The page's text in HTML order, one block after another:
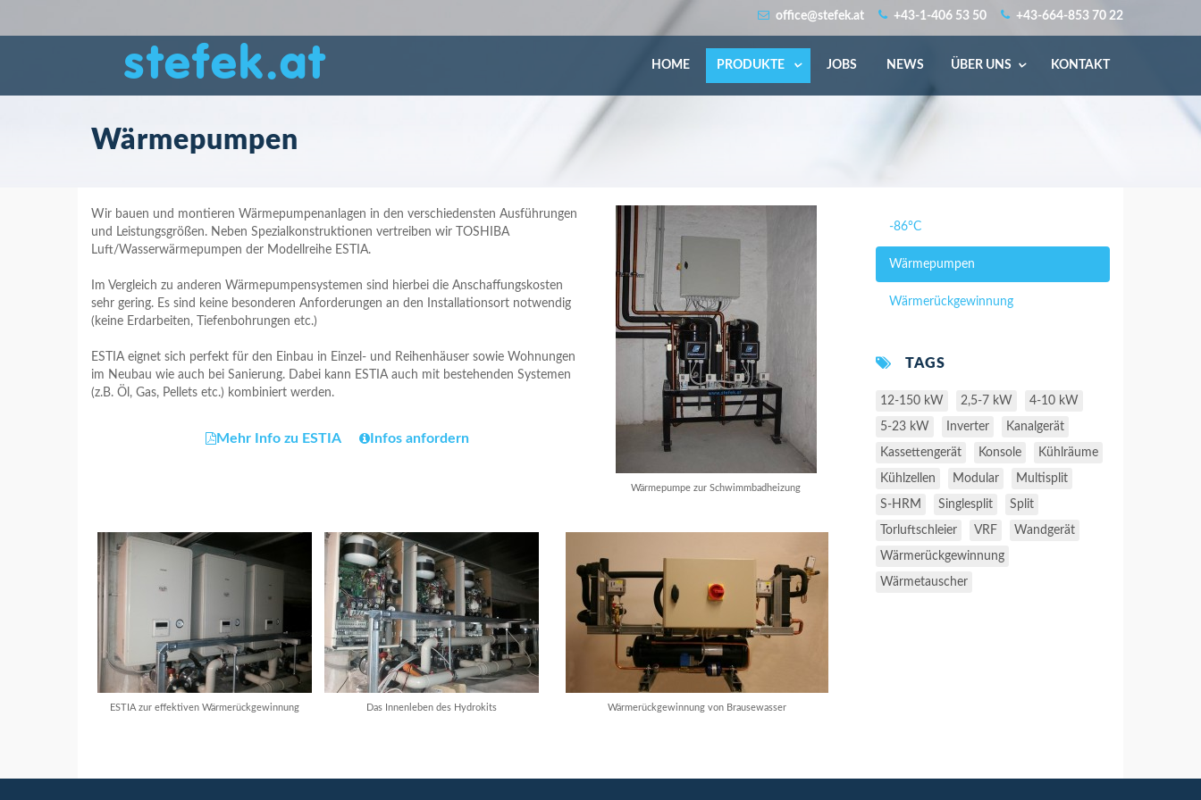
office@stefek.at +43-1-406 53 50 +43-664-853 70 22
stefek.at HOME PRODUKTE JOBS NEWS ÜBER UNS KONTAKT
Wärmepumpen
Wir bauen und montieren Wärmepumpenanlagen in den verschiedensten Ausführungen
und Leistungsgrößen. Neben Spezialkonstruktionen vertreiben wir TOSHIBA
Luft/Wasserwärmepumpen der Modellreihe ESTIA.
Im Vergleich zu anderen Wärmepumpensystemen sind hierbei die Anschaffungskosten
sehr gering. Es sind keine besonderen Anforderungen an den Installationsort notwendig
(keine Erdarbeiten, Tiefenbohrungen etc.)
ESTIA eignet sich perfekt für den Einbau in Einzel- und Reihenhäuser sowie Wohnungen
im Neubau wie auch bei Sanierung. Dabei kann ESTIA auch mit bestehenden Systemen
(z.B. Öl, Gas, Pellets etc.) kombiniert werden.
Mehr Info zu ESTIA Infos anfordern
Wärmepumpe zur Schwimmbadheizung
ESTIA zur effektiven Wärmerückgewinnung Das Innenleben des Hydrokits Wärmerückgewinnung von Brausewasser
-86°C
Wärmepumpen
Wärmerückgewinnung
TAGS
12-150 kW 2,5-7 kW 4-10 kW
5-23 kW Inverter Kanalgerät
Kassettengerät Konsole Kühlräume
Kühlzellen Modular Multisplit
S-HRM Singlesplit Split
Torluftschleier VRF Wandgerät
Wärmerückgewinnung
Wärmetauscher